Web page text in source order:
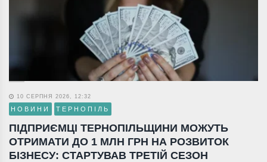
10 СЕРПНЯ 2026, 12:32
НОВИНИ ТЕРНОПІЛЬ
ПІДПРИЄМЦІ ТЕРНОПІЛЬЩИНИ МОЖУТЬ
ОТРИМАТИ ДО 1 МЛН ГРН НА РОЗВИТОК
БІЗНЕСУ: СТАРТУВАВ ТРЕТІЙ СЕЗОН